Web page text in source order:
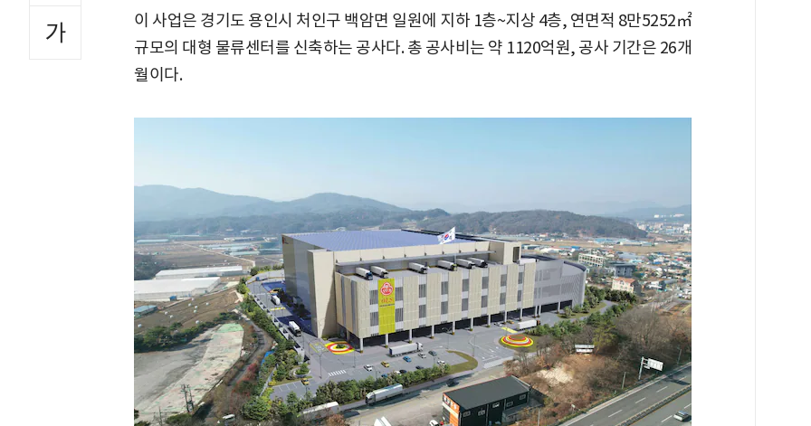
이 사업은 경기도 용인시 처인구 백암면 일원에 지하 1층~지상 4층, 연면적 8만5252㎡
규모의 대형 물류센터를 신축하는 공사다. 총 공사비는 약 1120억원, 공사 기간은 26개
월이다.